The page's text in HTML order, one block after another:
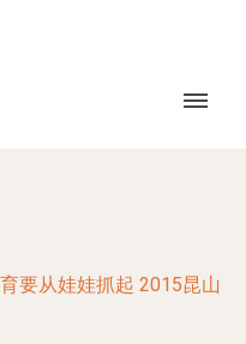
要从娃娃抓起 2015昆山